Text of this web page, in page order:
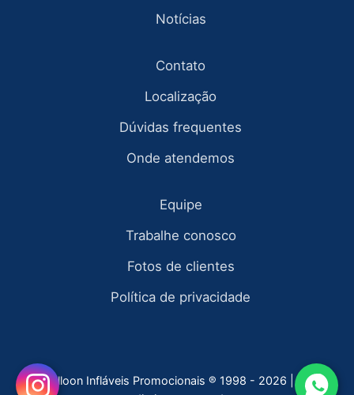
Notícias
Contato
Localização
Dúvidas frequentes
Onde atendemos
Equipe
Trabalhe conosco
Fotos de clientes
Política de privacidade
Fly Balloon Infláveis Promocionais ® 1998 - 2026 | todos